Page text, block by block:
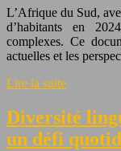
L’Afrique du Sud,
d’habitants en
complexes. Ce
actuelles et les
Lire la suite
Diversité
un défi